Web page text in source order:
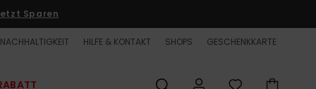
Sparen
NACHHALTIGKEIT HILFE & KONTAKT SHOPS GESCHENKKARTE